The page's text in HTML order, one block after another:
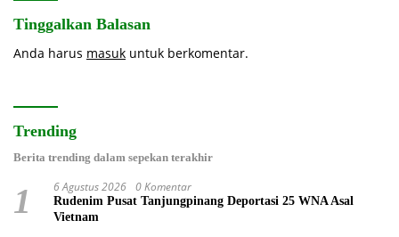
Tinggalkan Balasan
Anda harus masuk untuk berkomentar.
Trending
Berita trending dalam sepekan terakhir
1 6 Agustus 2026 0 Komentar
Rudenim Pusat Tanjungpinang Deportasi 25 WNA Asal
Vietnam